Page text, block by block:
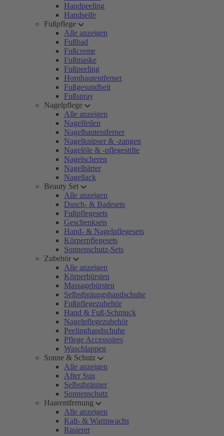
Handpeeling
Handseife
Fußpflege
Alle anzeigen
Fußbad
Fußcreme
Fußmaske
Fußpeeling
Hornhautentferner
Fußgesundheit
Fußspray
Nagelpflege
Alle anzeigen
Nagelfeilen
Nagelhautentferner
Nagelknipser & -zangen
Nagelöle & -pflegestifte
Nagelscheren
Nagelhärter
Nagellack
Beauty Set
Alle anzeigen
Dusch- & Badesets
Fußpflegesets
Geschenksets
Hand- & Nagelpflegesets
Körperpflegesets
Sonnenschutz-Sets
Zubehör
Alle anzeigen
Körperbürsten
Massagebürsten
Selbstbräungshandschuhe
Fußpflegezubehör
Hand & Fuß-Schmuck
Nagelpflegezubehör
Peelinghandschuhe
Pflege Accessoires
Waschlappen
Sonne & Schutz
Alle anzeigen
After Sun
Selbstbräuner
Sonnenschutz
Haarentfernung
Alle anzeigen
Kalt- & Warmwachs
Rasierer